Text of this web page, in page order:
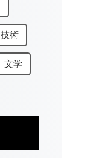
技術
文学